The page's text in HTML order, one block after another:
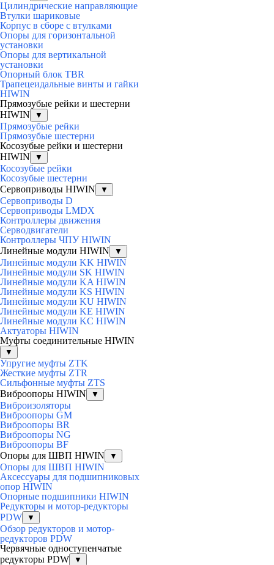
Цилиндрические направляющие
Втулки шариковые
Корпус в сборе с втулками
Опоры для горизонтальной
установки
Опоры для вертикальной
установки
Опорный блок TBR
Трапецеидальные винты и гайки
HIWIN
Прямозубые рейки и шестерни
HIWIN
▼
Прямозубые рейки
Прямозубые шестерни
Косозубые рейки и шестерни
HIWIN
▼
Косозубые рейки
Косозубые шестерни
Сервоприводы HIWIN
▼
Сервоприводы D
Сервоприводы LMDX
Контроллеры движения
Серводвигатели
Контроллеры ЧПУ HIWIN
Линейные модули HIWIN
▼
Линейные модули KK HIWIN
Линейные модули SK HIWIN
Линейные модули KA HIWIN
Линейные модули KS HIWIN
Линейные модули KU HIWIN
Линейные модули KE HIWIN
Линейные модули KC HIWIN
Актуаторы HIWIN
Муфты соединительные HIWIN
▼
Упругие муфты ZTK
Жесткие муфты ZTR
Сильфонные муфты ZTS
Виброопоры HIWIN
▼
Виброизоляторы
Виброопоры GM
Виброопоры BR
Виброопоры NG
Виброопоры BF
Опоры для ШВП HIWIN
▼
Опоры для ШВП HIWIN
Аксессуары для подшипниковых
опор HIWIN
Опорные подшипники HIWIN
Редукторы и мотор-редукторы
PDW
▼
Обзор редукторов и мотор-
редукторов PDW
Червячные одноступенчатые
редукторы PDW
▼